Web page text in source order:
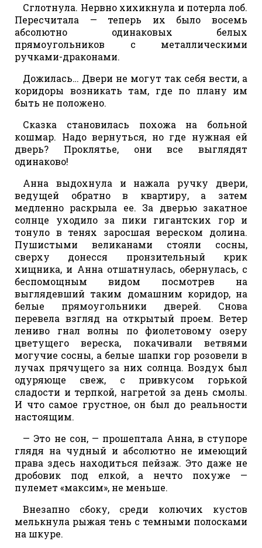
Сглотнула. Нервно хихикнула и потерла лоб.
Пересчитала — теперь их было восемь
абсолютно одинаковых белых
прямоугольников с металлическими
ручками-драконами.
Дожилась… Двери не могут так себя вести, а
коридоры возникать там, где по плану им
быть не положено.
Сказка становилась похожа на больной
кошмар. Надо вернуться, но где нужная ей
дверь? Проклятье, они все выглядят
одинаково!
Анна выдохнула и нажала ручку двери,
ведущей обратно в квартиру, а затем
медленно раскрыла ее. За дверью закатное
солнце уходило за пики гигантских гор и
тонуло в тенях заросшая вереском долина.
Пушистыми великанами стояли сосны,
сверху донесся пронзительный крик
хищника, и Анна отшатнулась, обернулась, с
беспомощным видом посмотрев на
выглядевший таким домашним коридор, на
белые прямоугольники дверей. Снова
перевела взгляд на открытый проем. Ветер
лениво гнал волны по фиолетовому озеру
цветущего вереска, покачивали ветвями
могучие сосны, а белые шапки гор розовели в
лучах прячущего за них солнца. Воздух был
одуряюще свеж, с привкусом горькой
сладости и терпкой, нагретой за день смолы.
И что самое грустное, он был до реальности
настоящим.
— Это не сон, — прошептала Анна, в ступоре
глядя на чудный и абсолютно не имеющий
права здесь находиться пейзаж. Это даже не
дробовик под елкой, а нечто похуже —
пулемет «максим», не меньше.
Внезапно сбоку, среди колючих кустов
мелькнула рыжая тень с темными полосками
на шкуре.